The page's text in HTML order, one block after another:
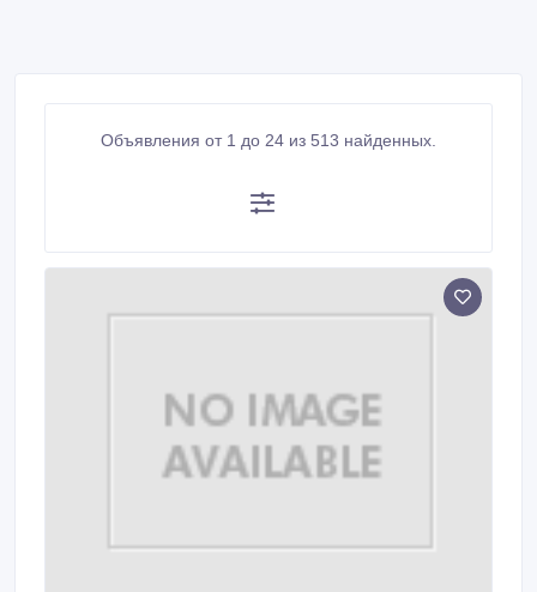
Объявления от 1 до 24 из 513 найденных.